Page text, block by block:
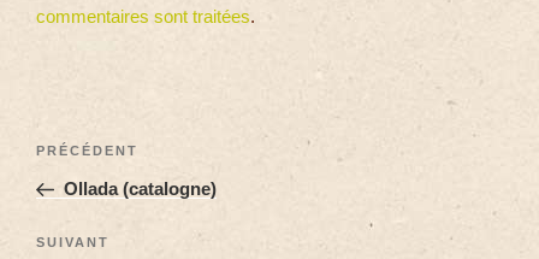
commentaires sont traitées.
PRÉCÉDENT
Ollada (catalogne)
SUIVANT